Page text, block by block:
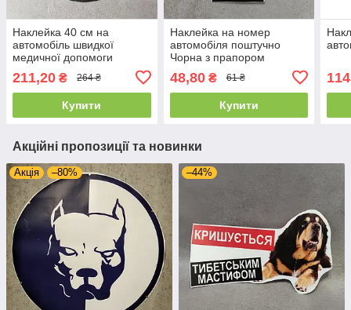
Наклейка 40 см на
автомобіль швидкої
медичної допомоги
211,20 ₴ 264 ₴
Купити
Наклейка на номер
автомобіля поштучно
Чорна з прапором
48,80₴ 61 ₴
Купити
Акційні пропозиції та новинки
Акція –80% –44%